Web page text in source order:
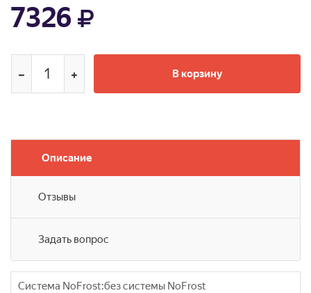
7326
В корзину
Описание
Отзывы
Задать вопрос
Система NoFrost:без системы NoFrost